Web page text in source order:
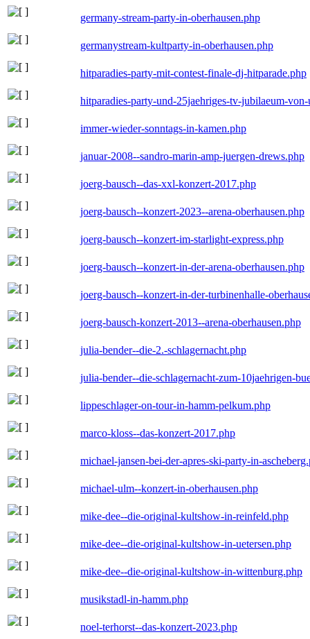
germany-stream-party-in-oberhausen.php
germanystream-kultparty-in-oberhausen.php
hitparadies-party-mit-contest-finale-dj-hitparade.php
hitparadies-party-und-25jaehriges-tv-jubilaeum-
immer-wieder-sonntags-in-kamen.php
januar-2008--sandro-marin-amp-juergen-drews.php
joerg-bausch--das-xxl-konzert-2017.php
joerg-bausch--konzert-2023--arena-oberhausen.php
joerg-bausch--konzert-im-starlight-express.php
joerg-bausch--konzert-in-der-arena-oberhausen.php
joerg-bausch--konzert-in-der-turbinenhalle-
joerg-bausch-konzert-2013--arena-oberhausen.php
julia-bender--die-2.-schlagernacht.php
julia-bender--die-schlagernacht-zum-10jaehrigen-
lippeschlager-on-tour-in-hamm-pelkum.php
marco-kloss--das-konzert-2017.php
michael-jansen-bei-der-apres-ski-party-in-
michael-ulm--konzert-in-oberhausen.php
mike-dee--die-original-kultshow-in-reinfeld.php
mike-dee--die-original-kultshow-in-uetersen.php
mike-dee--die-original-kultshow-in-wittenburg.php
musikstadl-in-hamm.php
noel-terhorst--das-konzert-2023.php